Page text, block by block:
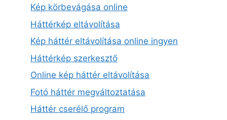
Kép körbevágása online
Háttérkép eltávolítása
Kép háttér eltávolítása online ingyen
Háttérkép szerkesztő
Online kép háttér eltávolítása
Fotó háttér megváltoztatása
Háttér cserélő program